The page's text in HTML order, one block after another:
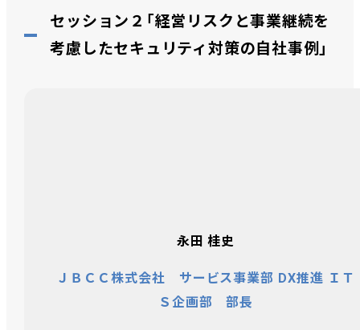
セッション２「経営リスクと事業継続を
考慮したセキュリティ対策の自社事例」
永田 桂史
ＪＢＣＣ株式会社 サービス事業部 DX推進 ＩＴ
Ｓ企画部 部長